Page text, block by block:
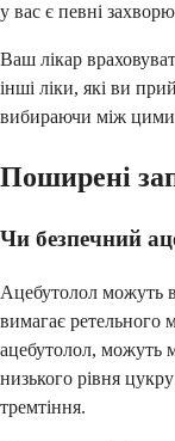
у вас є певні
Ваш лікар
інші ліки, які ви
вибираючи між цими
Поширені
Чи безпечний
Ацебутолол можуть
вимагає ретельного
ацебутолол, можуть
низького рівня
тремтіння.